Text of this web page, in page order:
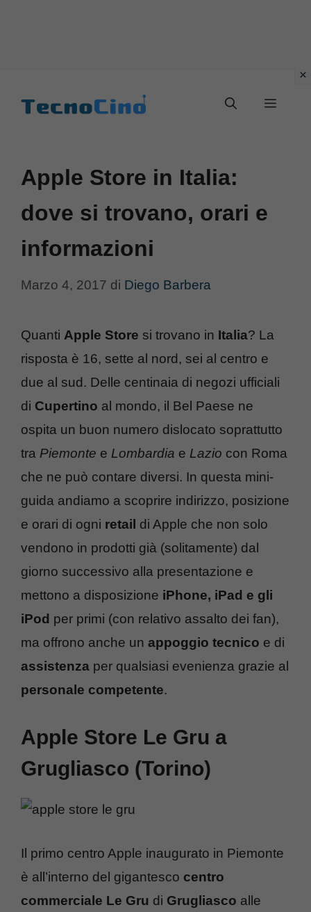
Menu
Apple Store in Italia:
dove si trovano, orari e
informazioni
Marzo 4, 2017 di Diego Barbera
Quanti Apple Store si trovano in Italia? La
risposta è 16, sette al nord, sei al centro e
due al sud. Delle centinaia di negozi ufficiali
di Cupertino al mondo, il Bel Paese ne
ospita un buon numero dislocato soprattutto
tra Piemonte e Lombardia e Lazio con Roma
che ne può contare diversi. In questa mini-
guida andiamo a scoprire indirizzo, posizione
e orari di ogni retail di Apple che non solo
vendono in prodotti già (solitamente) dal
giorno successivo alla presentazione e
mettono a disposizione iPhone, iPad e gli
iPod per primi (con relativo assalto dei fan),
ma offrono anche un appoggio tecnico e di
assistenza per qualsiasi evenienza grazie al
personale competente.
Apple Store Le Gru a
Grugliasco (Torino)
Il primo centro Apple inaugurato in Piemonte
è all’interno del gigantesco centro
commerciale Le Gru di Grugliasco alle